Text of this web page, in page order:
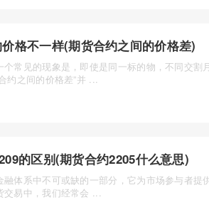
格不一样(期货合约之间的价格差)
个常见的现象是，即使是同一标的物，不同交割
约之间的价格差”并 ...
的区别(期货合约2205什么意思)
融体系中不可或缺的一部分，它为市场参与者提
易中，我们经常会 ...